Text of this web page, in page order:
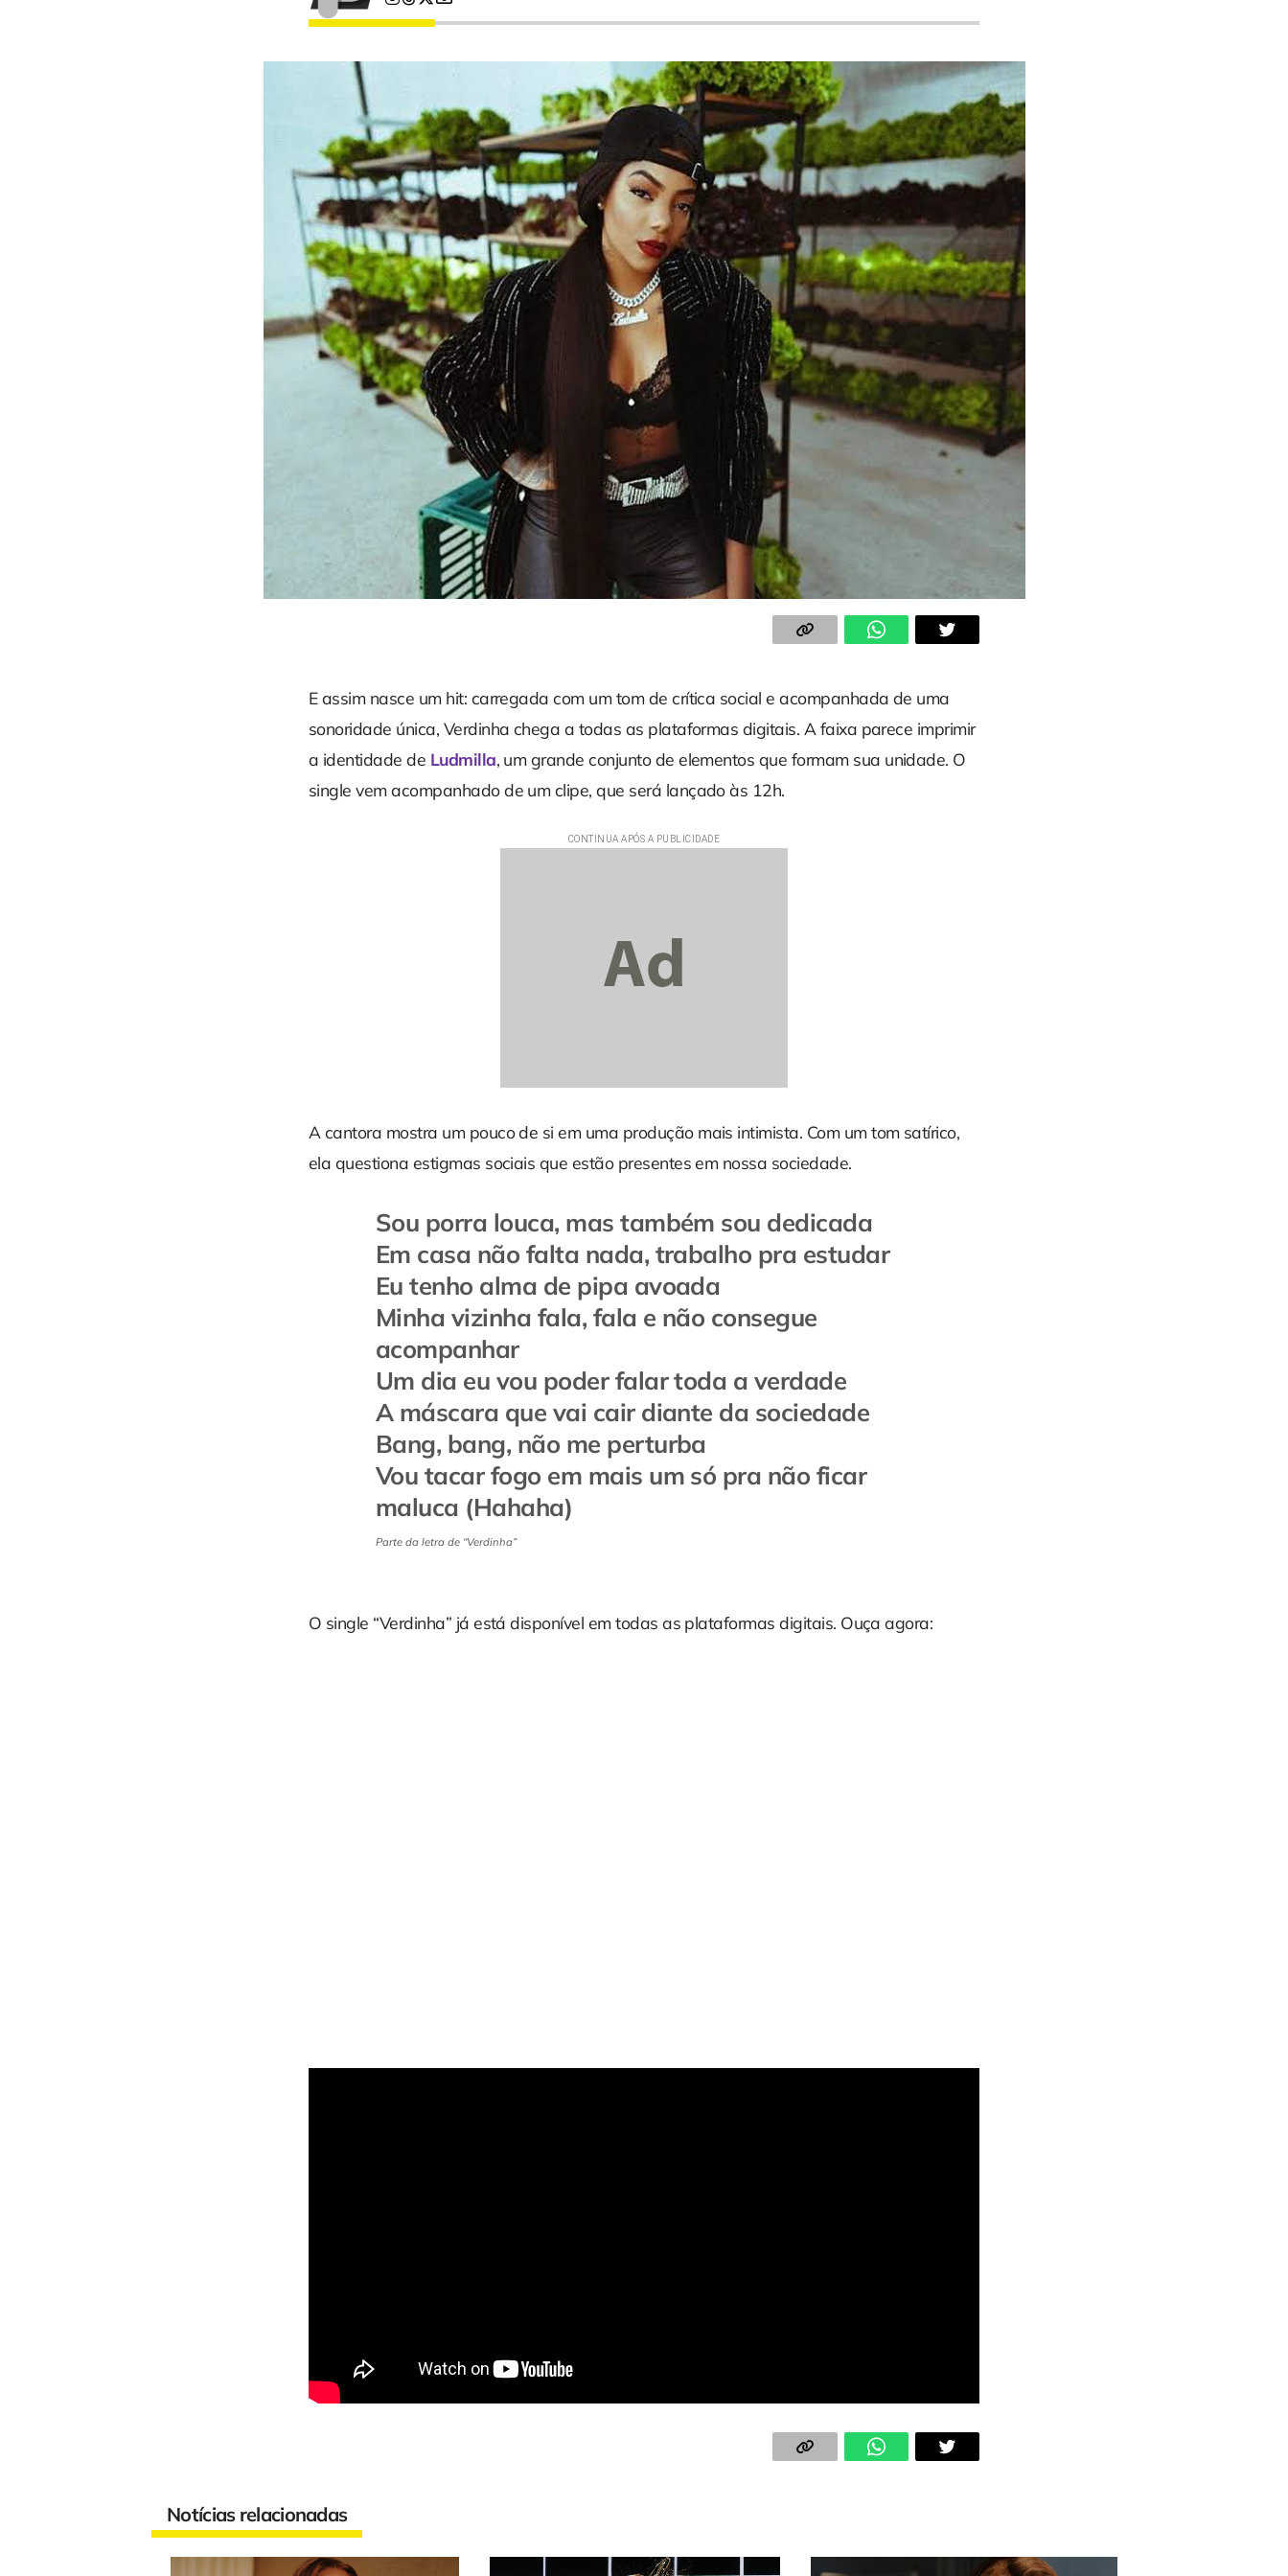
E assim nasce um hit: carregada com um tom de crítica social e acompanhada de uma
sonoridade única, Verdinha chega a todas as plataformas digitais. A faixa parece imprimir
a identidade de Ludmilla, um grande conjunto de elementos que formam sua unidade. O
single vem acompanhado de um clipe, que será lançado às 12h.
A cantora mostra um pouco de si em uma produção mais intimista. Com um tom satírico,
ela questiona estigmas sociais que estão presentes em nossa sociedade.
Sou porra louca, mas também sou dedicada
Em casa não falta nada, trabalho pra estudar
Eu tenho alma de pipa avoada
Minha vizinha fala, fala e não consegue
acompanhar
Um dia eu vou poder falar toda a verdade
A máscara que vai cair diante da sociedade
Bang, bang, não me perturba
Vou tacar fogo em mais um só pra não ficar
maluca (Hahaha)
Parte da letra de “Verdinha”
O single “Verdinha” já está disponível em todas as plataformas digitais. Ouça agora:
Notícias relacionadas